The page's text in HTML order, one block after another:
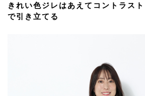
きれい色ジレはあえてコントラス
で引き立てる